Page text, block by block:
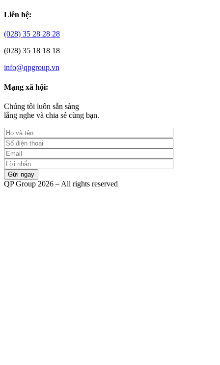
Liên hệ:
(028) 35 28 28 28
(028) 35 18 18 18
info@qpgroup.vn
Mạng xã hội:
Chúng tôi luôn sẵn sàng
lắng nghe và chia sẻ cùng bạn.
QP Group 2026 – All rights reserved